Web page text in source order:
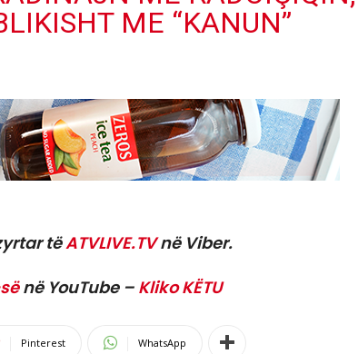
ME “KANUN”
tëATVLIVE.TVnë Viber.
në YouTube – Kliko KËTU
Pinterest WhatsApp